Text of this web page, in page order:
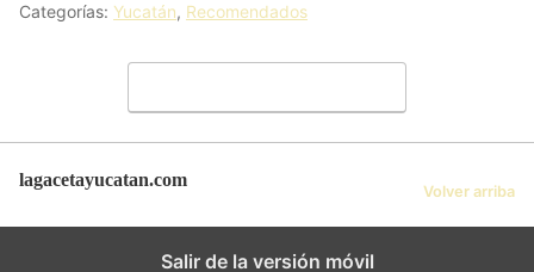
Categorías: Yucatán, Recomendados
lagacetayucatan.com
Volver arriba
Salir de la versión móvil